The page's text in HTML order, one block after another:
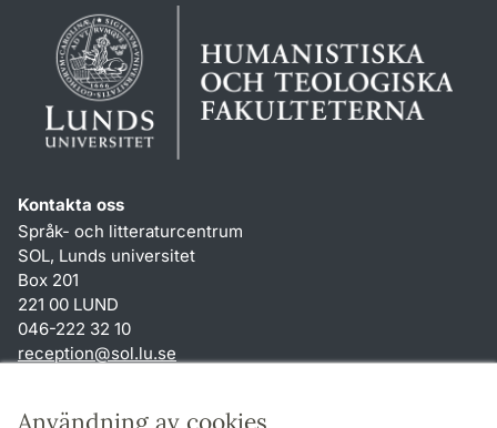
Användning av cookies
Kontakta oss
Språk- och litteraturcentrum
SOL, Lunds universitet
Box 201
221 00 LUND
046-222 32 10
reception@sol.lu.se
Genvägar